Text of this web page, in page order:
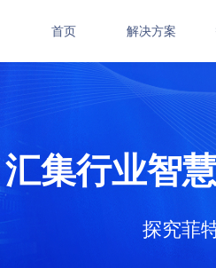
首页 解决方案
功能介绍
在线订购
健身房
功能介绍
在线订
汇集行业智
探究菲